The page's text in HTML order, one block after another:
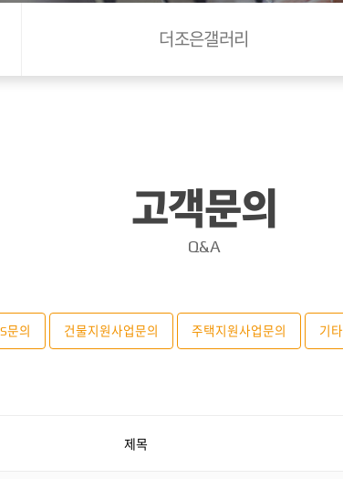
더조은갤러리
고객문의
Q&A
문의 건물지원사업문의 주택지원사업문의 기타
제목